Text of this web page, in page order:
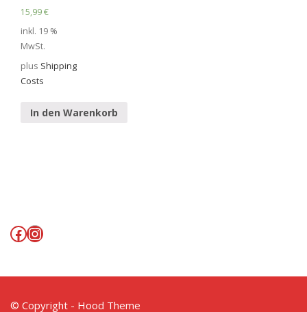
15,99€
inkl. 19 %
MwSt.
plus Shipping
Costs
In den Warenkorb
Facebook
Instagram
© Copyright - Hood Theme